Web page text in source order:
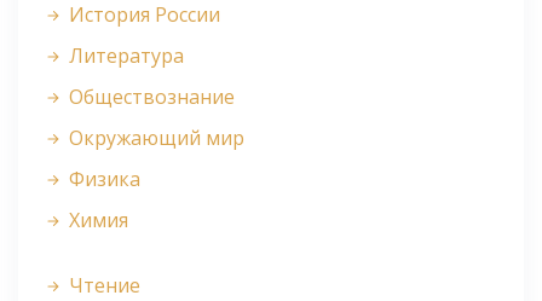
История России
Литература
Обществознание
Окружающий мир
Физика
Химия
Чтение